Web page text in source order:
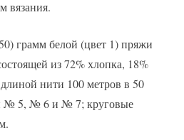
вязания.
грамм белой (цвет 1) пряжи
из 72% хлопка, 18%
нити 100 метров в 50
№ 5, № 6 и № 7; круговые